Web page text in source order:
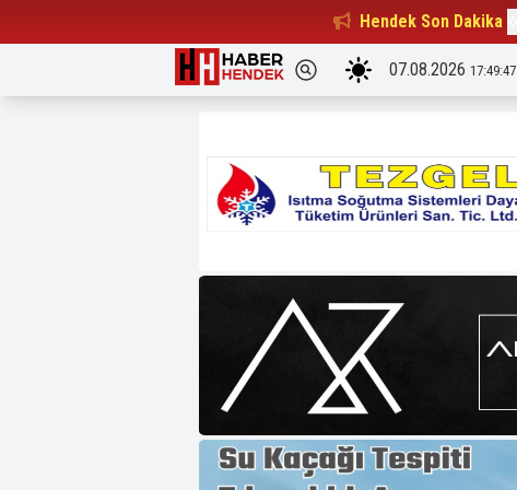
Hendek Son Dakika
Beşiktaşlılar Derneği Başkanı...
07.08.2026 17:49:50